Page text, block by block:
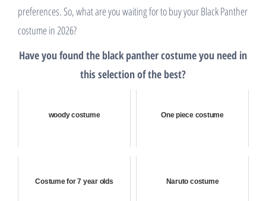
preferences. So, what are you waiting for to buy your Black Panther
costume in 2026?
Have you found the black panther costume you need in
this selection of the best?
woody costume One piece costume
Costume for 7 year olds Naruto costume